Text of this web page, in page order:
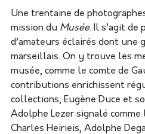
Une trentaine de
mission du Musée. Il s’agit de
d’amateurs éclairés dont une
marseillais. On y trouve les
musée, comme le comte de
contributions enrichissent
collections, Eugène Duce et
Adolphe Lezer signalé
Charles Heirieis, Adolphe